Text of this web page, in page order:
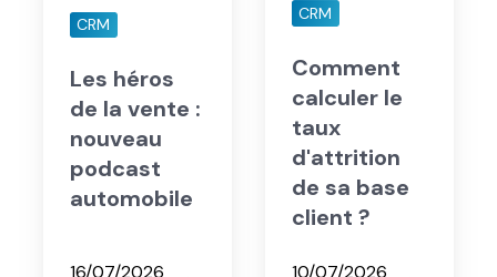
héros
vente
nouveau
podcast
automobile
CRM
Les héros
nouveau
Comment
taux
d'attrition
client
CRM
Comment
calculer le